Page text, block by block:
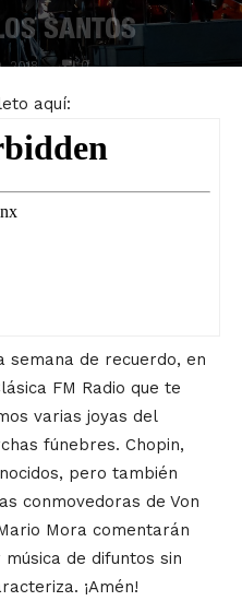
SANTOS
2018 0
aquí:
semana de recuerdo, en
FM Radio que te
varias joyas del
fúnebres. Chopin,
pero también
conmovedoras de Von
Mora comentarán
de difuntos sin
¡Amén!